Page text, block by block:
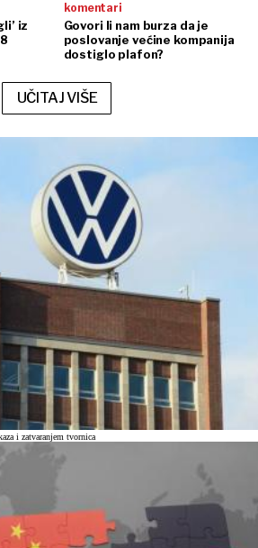
iz
komentari
Govori li nam burza da je
poslovanje većine kompanija
dostiglo plafon?
UČITAJ VIŠE
i zatvaranjem tvornica